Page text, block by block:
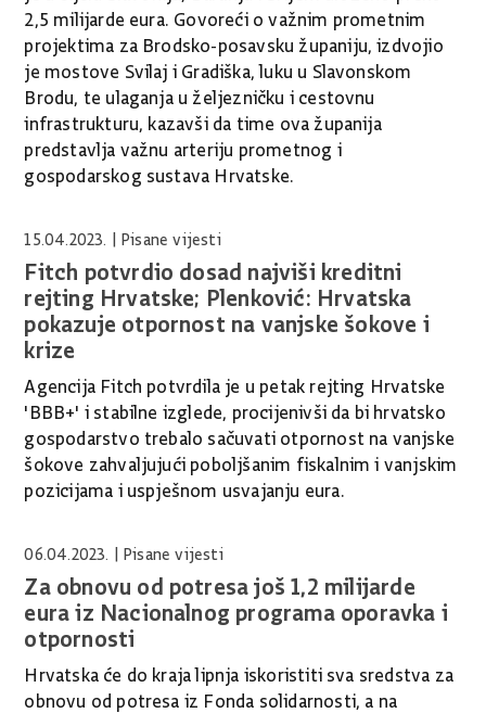
2,5 milijarde eura. Govoreći o važnim prometnim
projektima za Brodsko-posavsku županiju, izdvojio
je mostove Svilaj i Gradiška, luku u Slavonskom
Brodu, te ulaganja u željezničku i cestovnu
infrastrukturu, kazavši da time ova županija
predstavlja važnu arteriju prometnog i
gospodarskog sustava Hrvatske.
15.04.2023. | Pisane vijesti
Fitch potvrdio dosad najviši kreditni
rejting Hrvatske; Plenković: Hrvatska
pokazuje otpornost na vanjske šokove i
krize
Agencija Fitch potvrdila je u petak rejting Hrvatske
'BBB+' i stabilne izglede, procijenivši da bi hrvatsko
gospodarstvo trebalo sačuvati otpornost na vanjske
šokove zahvaljujući poboljšanim fiskalnim i vanjskim
pozicijama i uspješnom usvajanju eura.
06.04.2023. | Pisane vijesti
Za obnovu od potresa još 1,2 milijarde
eura iz Nacionalnog programa oporavka i
otpornosti
Hrvatska će do kraja lipnja iskoristiti sva sredstva za
obnovu od potresa iz Fonda solidarnosti, a na